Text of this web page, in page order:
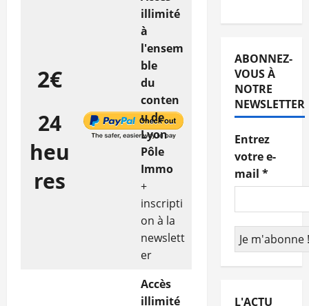
2€
24
heu
res
illimité
à
l'ensem
ble
du
conten
u de
Lyon
Pôle
Immo
+
inscripti
on à la
newslett
er
Accès
illimité
ABONNEZ-
VOUS À
NOTRE
NEWSLETTER
Entrez
votre e-
mail *
L'ACTU